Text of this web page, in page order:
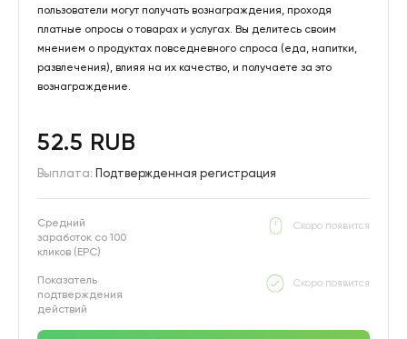
пользователи могут получать вознаграждения, проходя
платные опросы о товарах и услугах. Вы делитесь своим
мнением о продуктах повседневного спроса (еда, напитки,
развлечения), влияя на их качество, и получаете за это
вознаграждение.
52.5 RUB
Выплата: Подтвержденная регистрация
Средний
заработок со 100
кликов (EPC)
Скоро появится
Показатель
подтверждения
действий
Скоро появится